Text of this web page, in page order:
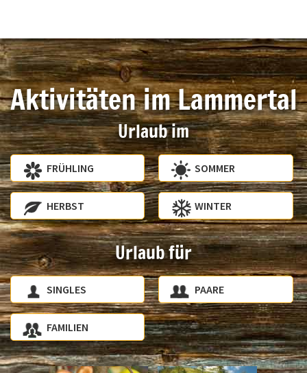
Aktivitäten im Lammertal
Urlaub im
FRÜHLING SOMMER
HERBST WINTER
Urlaub für
SINGLES PAARE
FAMILIEN